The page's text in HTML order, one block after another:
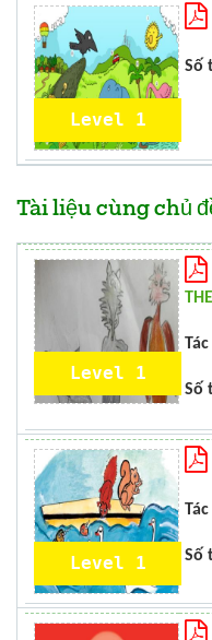
Level 1
Số
Tài liệu cùng chủ
Level 1
Số
Level 1 Số